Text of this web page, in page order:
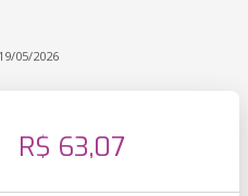
05/2026
R$ 63,07